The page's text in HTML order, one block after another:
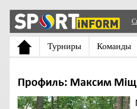
Турниры Команды
Профиль: Максим